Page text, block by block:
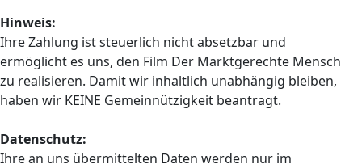
Hinweis:
Ihre Zahlung ist steuerlich nicht absetzbar und
ermöglicht es uns, den Film Der Marktgerechte Mensch
zu realisieren. Damit wir inhaltlich unabhängig bleiben,
haben wir KEINE Gemeinnützigkeit beantragt.
Datenschutz:
Ihre an uns übermittelten Daten werden nur im